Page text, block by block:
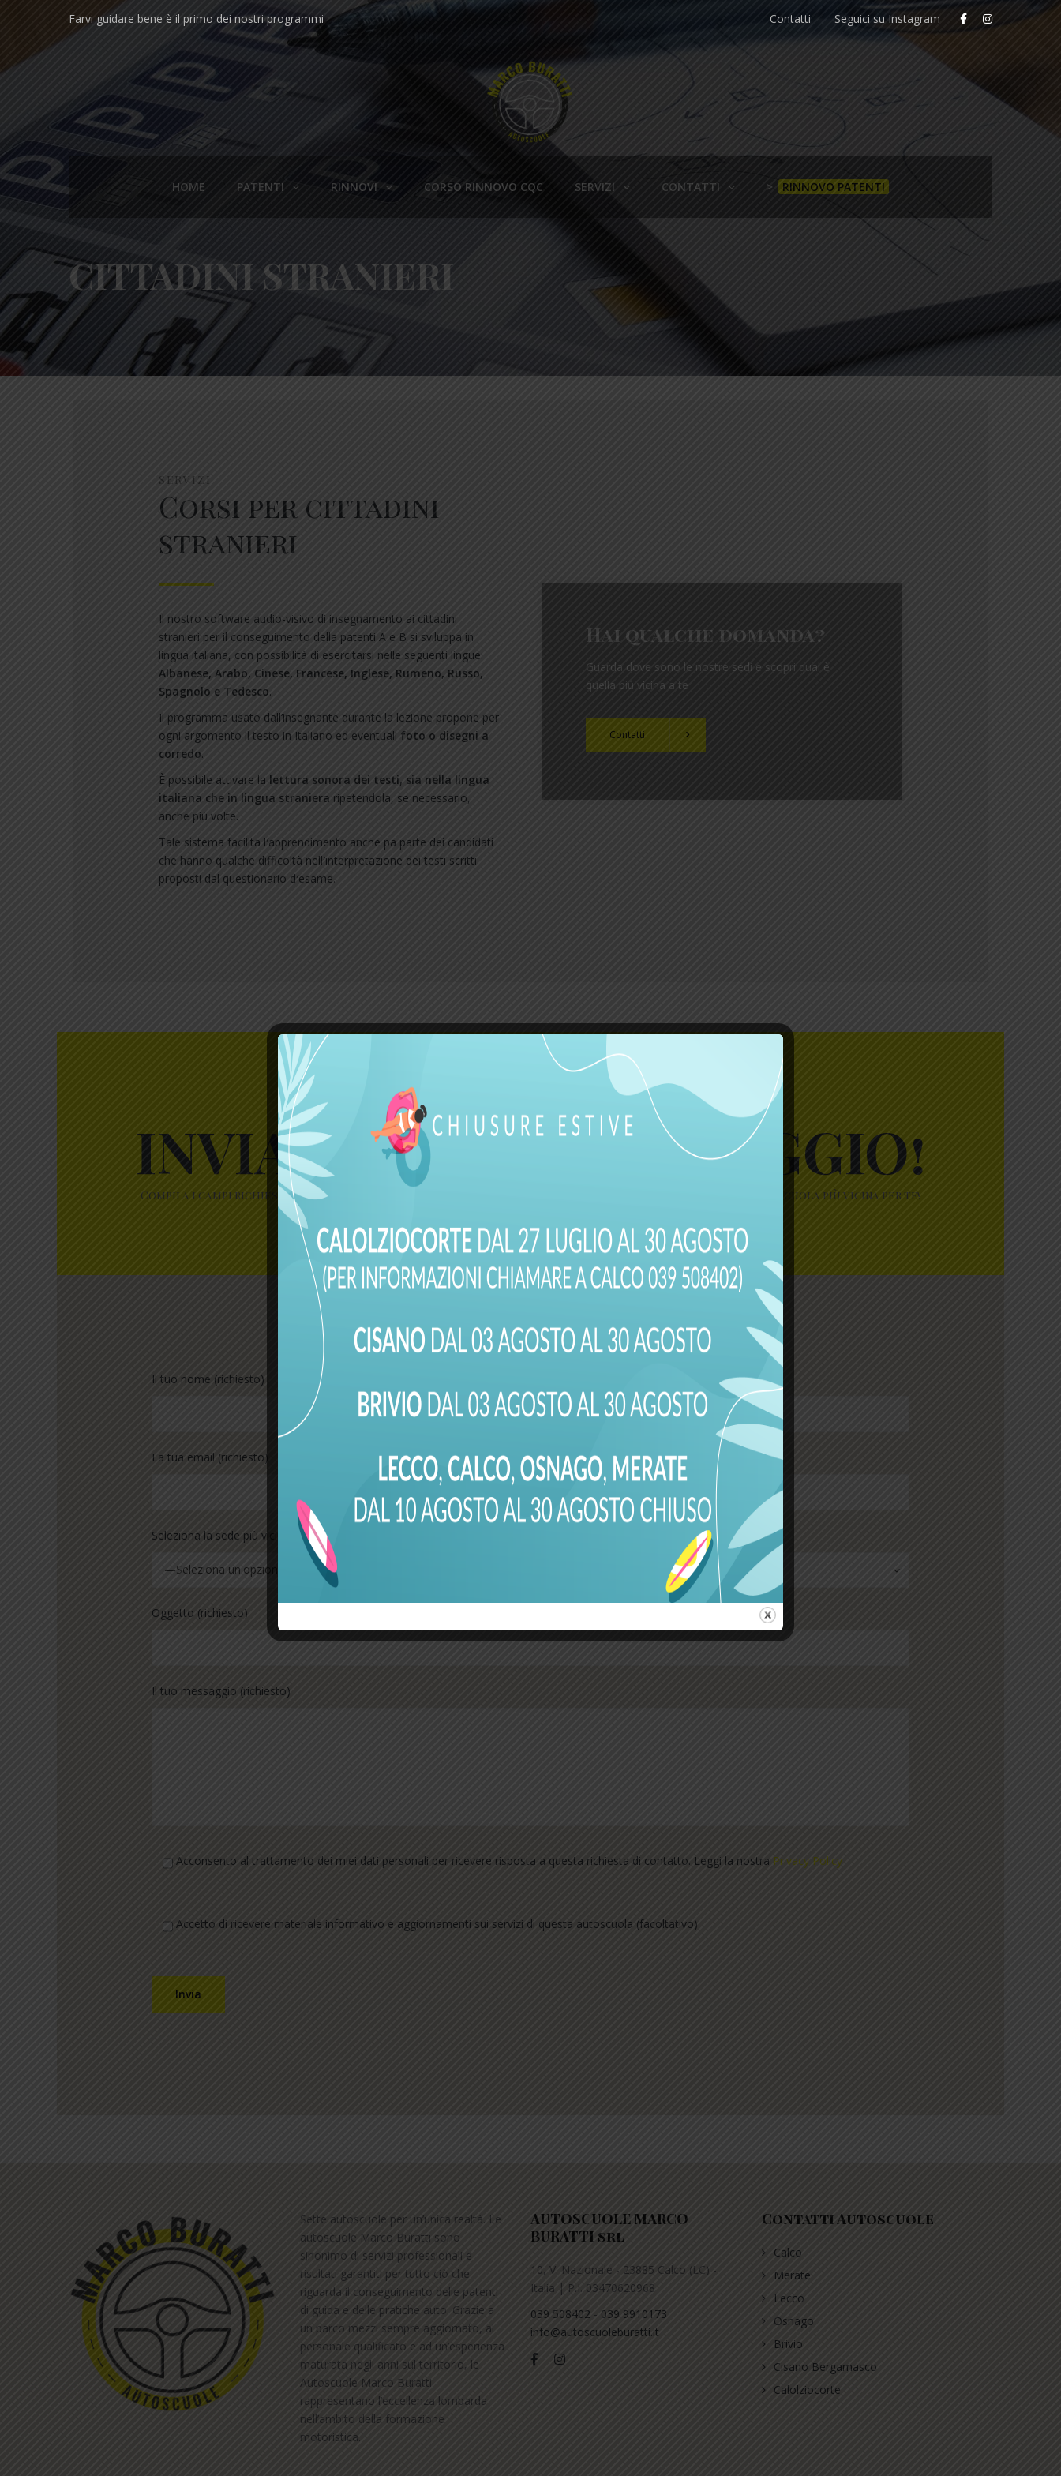
Farvi guidare bene è il primo dei nostri programmi Contatti Seguici su Instagram
HOME PATENTI RINNOVI CORSO RINNOVO CQC SERVIZI CONTATTI > RINNOVO PATENTI
CITTADINI STRANIERI
SERVIZI
Corsi per cittadini
stranieri
Il nostro software audio-visivo di insegnamento ai cittadini
stranieri per il conseguimento della patenti A e B si sviluppa in
lingua italiana, con possibilità di esercitarsi nelle seguenti lingue:
Albanese, Arabo, Cinese, Francese, Inglese, Rumeno, Russo,
Spagnolo e Tedesco.
Il programma usato dall’insegnante durante la lezione propone per
ogni argomento il testo in Italiano ed eventuali foto o disegni a
corredo.
È possibile attivare la lettura sonora dei testi, sia nella lingua
italiana che in lingua straniera ripetendola, se necessario,
anche più volte.
Tale sistema facilita l′apprendimento anche pa parte dei candidati
che hanno qualche difficoltà nell′interpretazione dei testi scritti
proposti dal questionario d′esame.
Hai qualche domanda?
Guarda dove sono le nostre sedi e scopri qual è
quella più vicina a te
Contatti
INVIACI IL TUO MESSAGGIO!
Compila i campi richiesti per aiutarci a capire meglio la tua esigenza. Seleziona la sede della nostra autoscuola più vicina per te!
Il tuo nome (richiesto)
La tua email (richiesto)
Seleziona la sede più vicina per te (richiesto)
—Seleziona un'opzione—
Oggetto (richiesto)
Il tuo messaggio (richiesto)
Acconsento al trattamento dei miei dati personali per ricevere risposta a questa richiesta di contatto. Leggi la nostra Privacy Policy
Accetto di ricevere materiale informativo e aggiornamenti sui servizi di questa autoscuola (facoltativo)
Sette autoscuole per un’unica realtà. Le
autoscuole Marco Buratti sono
sinonimo di servizi professionali e
risultati garantiti per tutto ciò che
riguarda il conseguimento delle patenti
di guida e delle pratiche auto. Grazie a
un parco mezzi sempre aggiornato, al
personale qualificato e ad un’esperienza
maturata negli anni sul territorio, le
Autoscuole Marco Buratti
rappresentano l’eccellenza lombarda
nell’ambito della formazione
motoristica.
AUTOSCUOLE MARCO
BURATTI srl
10, V. Nazionale - 23885 Calco (LC) -
Italia | P.I. 03470620968
039 508402 - 039 9910173
info@autoscuoleburatti.it
Contatti Autoscuole
Calco
Merate
Lecco
Osnago
Brivio
Cisano Bergamasco
Calolziocorte